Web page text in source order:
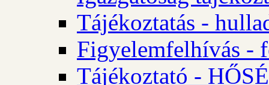
Tájékoztatás -
Figyelemfelhívás -
Tájékoztató -